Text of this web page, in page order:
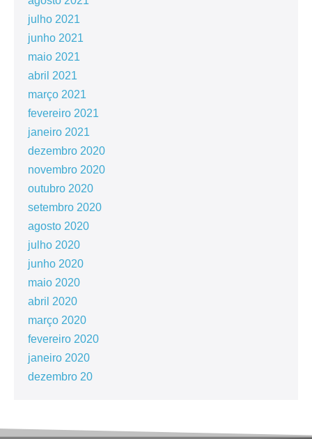
julho 2021
junho 2021
maio 2021
abril 2021
março 2021
fevereiro 2021
janeiro 2021
dezembro 2020
novembro 2020
outubro 2020
setembro 2020
agosto 2020
julho 2020
junho 2020
maio 2020
abril 2020
março 2020
fevereiro 2020
janeiro 2020
dezembro 20